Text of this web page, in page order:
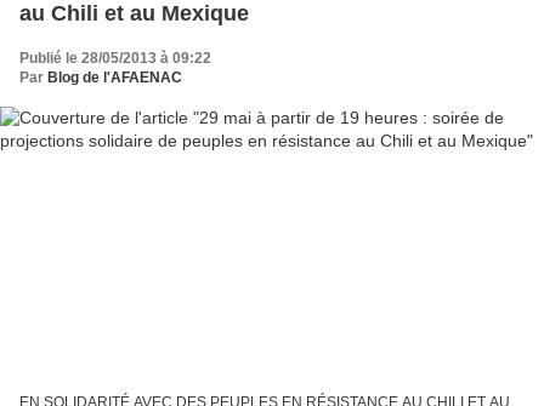
au Chili et au Mexique
Publié le 28/05/2013 à 09:22
Par Blog de l'AFAENAC
EN SOLIDARITÉ AVEC DES PEUPLES EN RÉSISTANCE AU CHILI ET AU